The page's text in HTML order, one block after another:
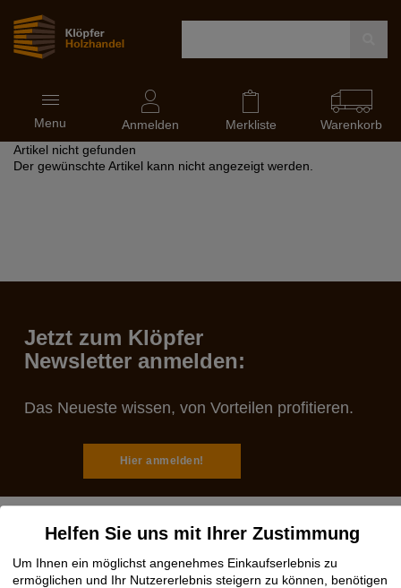
Navigation
ein-
und
ausblenden
Menu Anmelden Merkliste
Warenkorb
Artikel nicht gefunden
Der gewünschte Artikel kann nicht angezeigt werden.
Jetzt zum Klöpfer
Newsletter anmelden:
Das Neueste wissen, von Vorteilen profitieren.
Hier anmelden!
Rechtliches
Helfen Sie uns mit Ihrer Zustimmung
Um Ihnen ein möglichst angenehmes Einkaufserlebnis zu
ermöglichen und Ihr Nutzererlebnis steigern zu können, benötigen